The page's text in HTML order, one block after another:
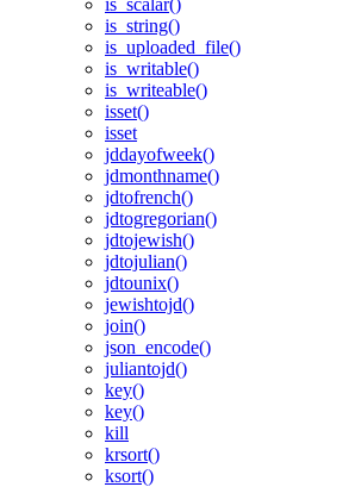
is_scalar()
is_string()
is_uploaded_file()
is_writable()
is_writeable()
isset()
isset
jddayofweek()
jdmonthname()
jdtofrench()
jdtogregorian()
jdtojewish()
jdtojulian()
jdtounix()
jewishtojd()
join()
json_encode()
juliantojd()
key()
key()
kill
krsort()
ksort()